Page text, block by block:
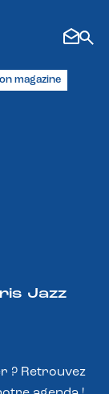
magazine
Jazz
? Retrouvez